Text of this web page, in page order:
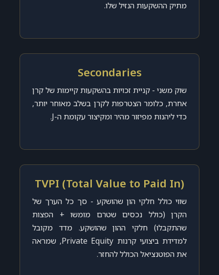
מתיק ההשקעות הנזיל שלו.
Secondaries
שוק משני - קניית זכויות בהשקעות קיימות של קרן
אחרת, כלומר הצטרפות לקרן בשלב מאוחר יותר,
כדי ליהנות מפיזור מהיר ומקיצור עקומת ה-J.
TVPI (Total Value to Paid In)
שווי כולל חלקי הון שהושקע - סך כל הערך של
הקרן (כולל נכסים שטרם מומשו + הפצות
שהתקבלו) חלקי ההון שהושקע. מדד מקובל
למדידת ביצועי קרנות Private Equity, שמראה
את הפוטנציאל הכולל להחזר.